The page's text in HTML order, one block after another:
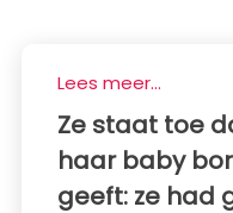
Lees meer...
Ze staat toe
haar baby
geeft: ze had